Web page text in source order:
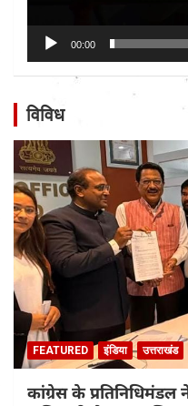
00:00
विविध
FEATURED इंडिया उत्तराखंड
कांग्रेस के प्रतिनिधिमंडल